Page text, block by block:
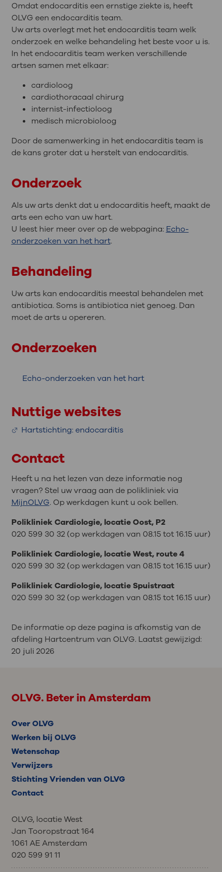
Omdat endocarditis een ernstige ziekte is, heeft
OLVG een endocarditis team.
Uw arts overlegt met het endocarditis team welk
onderzoek en welke behandeling het beste voor u is.
In het endocarditis team werken verschillende
artsen samen met elkaar:
cardioloog
cardiothoracaal chirurg
internist-infectioloog
medisch microbioloog
Door de samenwerking in het endocarditis team is
de kans groter dat u herstelt van endocarditis.
Onderzoek
Als uw arts denkt dat u endocarditis heeft, maakt de
arts een echo van uw hart.
U leest hier meer over op de webpagina: Echo-
onderzoeken van het hart.
Behandeling
Uw arts kan endocarditis meestal behandelen met
antibiotica. Soms is antibiotica niet genoeg. Dan
moet de arts u opereren.
Onderzoeken
Echo-onderzoeken van het hart
Nuttige websites
Hartstichting: endocarditis
Contact
Heeft u na het lezen van deze informatie nog
vragen? Stel uw vraag aan de polikliniek via
MijnOLVG. Op werkdagen kunt u ook bellen.
Polikliniek Cardiologie, locatie Oost, P2
020 599 30 32 (op werkdagen van 08.15 tot 16.15 uur)
Polikliniek Cardiologie, locatie West, route 4
020 599 30 32 (op werkdagen van 08.15 tot 16.15 uur)
Polikliniek Cardiologie, locatie Spuistraat
020 599 30 32 (op werkdagen van 08.15 tot 16.15 uur)
De informatie op deze pagina is afkomstig van de
afdeling Hartcentrum van OLVG. Laatst gewijzigd:
20 juli 2026
OLVG. Beter in Amsterdam
Over OLVG
Werken bij OLVG
Wetenschap
Verwijzers
Stichting Vrienden van OLVG
Contact
OLVG, locatie West
Jan Tooropstraat 164
1061 AE Amsterdam
020 599 91 11